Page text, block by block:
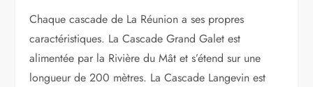
Chaque cascade de La Réunion a ses propres
caractéristiques. La Cascade Grand Galet est
alimentée par la Rivière du Mât et s’étend sur une
longueur de 200 mètres. La Cascade Langevin est